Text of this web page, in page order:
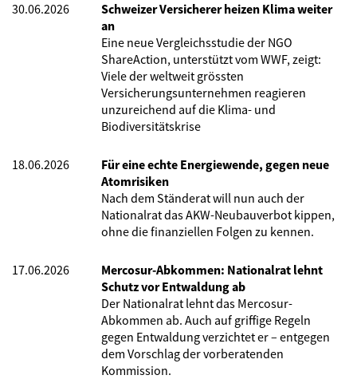
30.06.2026
Schweizer Versicherer heizen Klima weiter
an
Eine neue Vergleichsstudie der NGO
ShareAction, unterstützt vom WWF, zeigt:
Viele der weltweit grössten
Versicherungsunternehmen reagieren
unzureichend auf die Klima- und
Biodiversitätskrise
18.06.2026
Für eine echte Energiewende, gegen neue
Atomrisiken
Nach dem Ständerat will nun auch der
Nationalrat das AKW-Neubauverbot kippen,
ohne die finanziellen Folgen zu kennen.
17.06.2026
Mercosur-Abkommen: Nationalrat lehnt
Schutz vor Entwaldung ab
Der Nationalrat lehnt das Mercosur-
Abkommen ab. Auch auf griffige Regeln
gegen Entwaldung verzichtet er – entgegen
dem Vorschlag der vorberatenden
Kommission.